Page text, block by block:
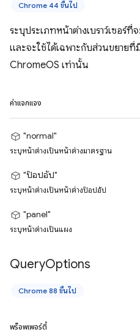
Chrome 44 ขึ้นไป
ระบุประเภทหน้าต่างเบราว์เซอร์ที่
และจะใช้ได้เฉพาะกับส่วนขยาย
ChromeOS เท่านั้น
ค่าแจกแจง
"normal"
ระบุหน้าต่างเป็นหน้าต่างมาตรฐาน
"ป๊อปอัป"
ระบุหน้าต่างเป็นหน้าต่างป๊อปอัป
"panel"
ระบุหน้าต่างเป็นแผง
QueryOptions
Chrome 88 ขึ้นไป
พร็อพเพอร์ตี้